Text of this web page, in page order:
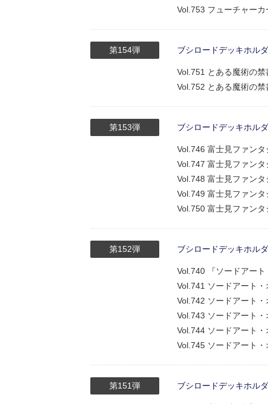
Vol.753 フューチャーカ
第154弾 ブシロードデッキホル
Vol.751 とある魔術の
Vol.752 とある魔術の
第153弾 ブシロードデッキホル
Vol.746 富士見ファンタ
Vol.747 富士見ファンタ
Vol.748 富士見ファンタ
Vol.749 富士見ファン
Vol.750 富士見ファン
第152弾 ブシロードデッキホル
Vol.740 『ソードアート
Vol.741 ソードアート・
Vol.742 ソードアート・
Vol.743 ソードアート・
Vol.744 ソードアート・
Vol.745 ソードアート・
第151弾 ブシロードデッキホル